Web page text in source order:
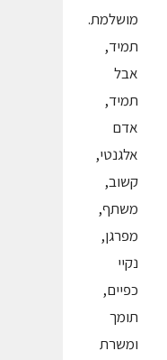
מושלמת.
תמיד,
אבל
תמיד,
אדם
אלגנטי,
קשוב,
משתף,
מפרגן,
נקיי
כפיים,
תומך
ומשרת